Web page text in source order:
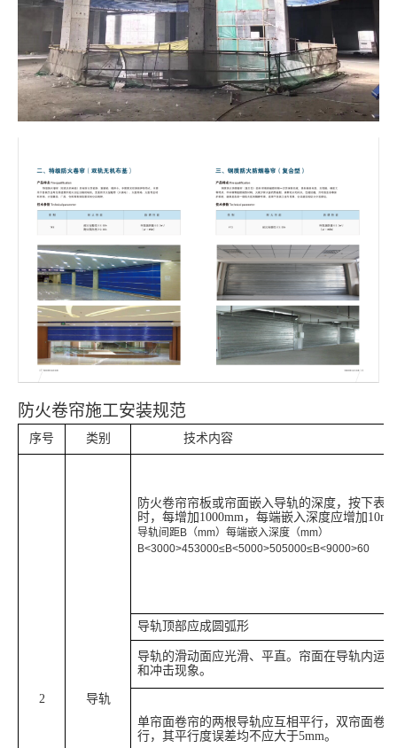
防火卷帘施工安装规范
序号 类别 技术内容
2 导轨
防火卷帘帘板或帘面嵌入导轨的深度，按下表
时，每增加1000mm，每端嵌入深度应增加
导轨间距B（mm）每端嵌入深度（mm）
B<3000>453000≤B<5000>505000≤B<9000>60
导轨顶部应成圆弧形
导轨的滑动面应光滑、平直。帘面在导轨内运
和冲击现象。
单帘面卷帘的两根导轨应互相平行，双帘面卷
行，其平行度误差均不应大于5mm。